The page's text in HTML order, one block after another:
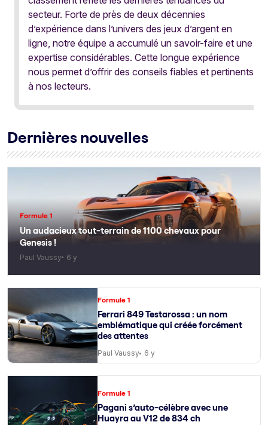
secteur. Forte de près de deux décennies
d’expérience dans l’univers des jeux d’argent en
ligne, notre équipe a accumulé un savoir-faire et une
expertise considérables. Cette longue expérience
nous permet d’offrir des conseils fiables et pertinents
à nos lecteurs.
Dernières nouvelles
Formule 1
Un audacieux tout-terrain de 1100 chevaux pour
Genesis !
Paul Vaussy 6 y
Formule 1
Ferrari 849 Testarossa : un nom
emblématique qui créée forcément
des attentes
Paul Vaussy 6 y
Formule 1
Pagani s’auto-célèbre avec une
Huayra au V12 de 834 ch